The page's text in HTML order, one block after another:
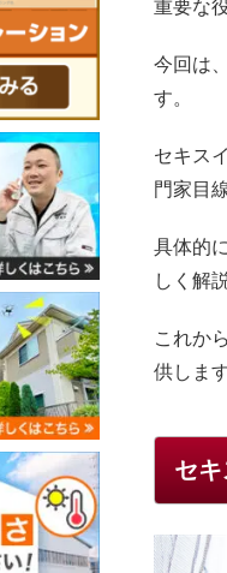
今回は
す。
セキス
門家目
具体的
しく解
これか
供しま
セ